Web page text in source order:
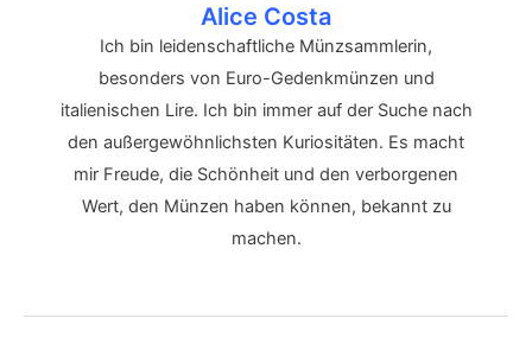
Alice Costa
Ich bin leidenschaftliche Münzsammlerin,
besonders von Euro-Gedenkmünzen und
italienischen Lire. Ich bin immer auf der Suche nach
den außergewöhnlichsten Kuriositäten. Es macht
mir Freude, die Schönheit und den verborgenen
Wert, den Münzen haben können, bekannt zu
machen.